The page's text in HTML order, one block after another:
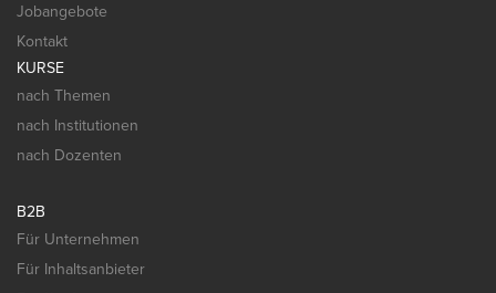
Jobangebote
Kontakt
KURSE
nach Themen
nach Institutionen
nach Dozenten
B2B
Für Unternehmen
Für Inhaltsanbieter